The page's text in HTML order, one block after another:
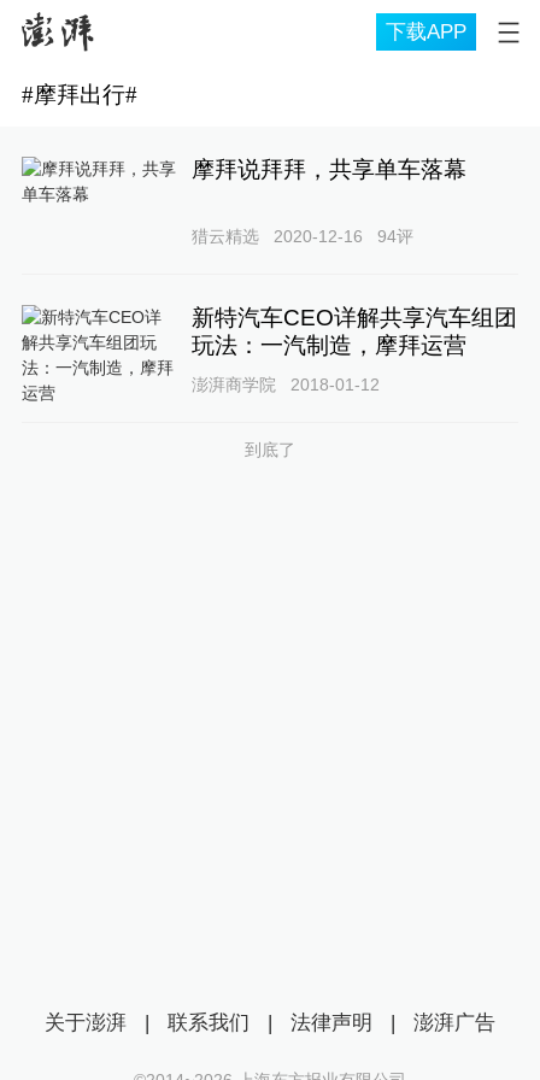
下载APP
#摩拜出行#
摩拜说拜拜，共享单车落幕
猎云精选 2020-12-16 94评
新特汽车CEO详解共享汽车组团
玩法：一汽制造，摩拜运营
澎湃商学院 2018-01-12
到底了
关于澎湃 | 联系我们 | 法律声明 | 澎湃广告